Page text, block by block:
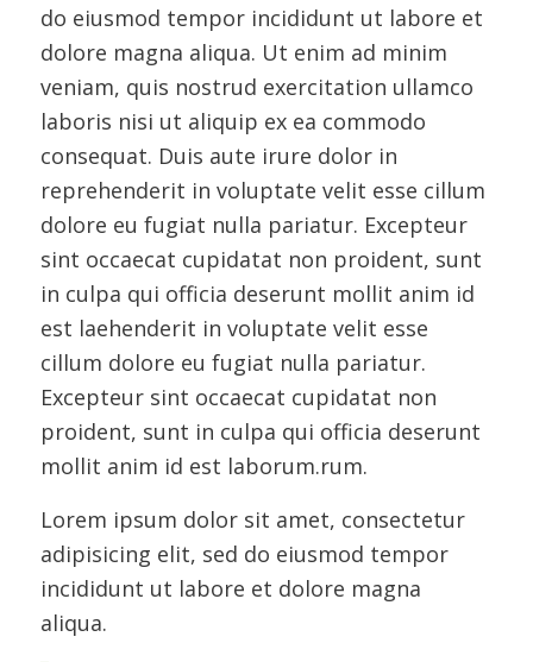
do eiusmod tempor incididunt ut labore et
dolore magna aliqua. Ut enim ad minim
veniam, quis nostrud exercitation ullamco
laboris nisi ut aliquip ex ea commodo
consequat. Duis aute irure dolor in
reprehenderit in voluptate velit esse cillum
dolore eu fugiat nulla pariatur. Excepteur
sint occaecat cupidatat non proident, sunt
in culpa qui officia deserunt mollit anim id
est laehenderit in voluptate velit esse
cillum dolore eu fugiat nulla pariatur.
Excepteur sint occaecat cupidatat non
proident, sunt in culpa qui officia deserunt
mollit anim id est laborum.rum.
Lorem ipsum dolor sit amet, consectetur
adipisicing elit, sed do eiusmod tempor
incididunt ut labore et dolore magna
aliqua.